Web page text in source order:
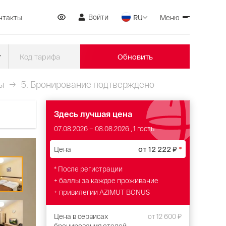
Войти RU Меню
Обновить
5. Бронирование подтверждено
Здесь лучшая цена
07.08.2026– 08.08.2026 , 1 гость
Цена от 12 222 ₽ *
* После регистрации
+ баллы за каждое проживание
+ привилегии AZIMUT BONUS
Цена в сервисах
от12 600 ₽